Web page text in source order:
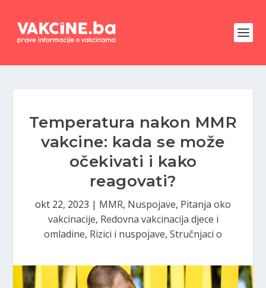
Temperatura nakon MMR
vakcine: kada se može
očekivati i kako
reagovati?
okt 22, 2023 | MMR, Nuspojave, Pitanja oko
vakcinacije, Redovna vakcinacija djece i
omladine, Rizici i nuspojave, Stručnjaci o